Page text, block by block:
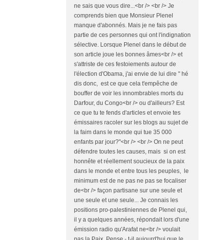
ne sais que vous dire...<br /> <br /> Je
comprends bien que Monsieur Plenel
manque d'abonnés. Mais je ne fais pas
partie de ces personnes qui ont l'indignation
sélective. Lorsque Plenel dans le début de
son article joue les bonnes âmes<br /> et
s'attriste de ces festoiements autour de
l'élection d'Obama, j'ai envie de lui dire " hé
dis donc, est ce que cela t'empêche de
bouffer de voir les innombrables morts du
Darfour, du Congo<br /> ou d'ailleurs? Est
ce que tu te fends d'articles et envoie tes
émissaires racoler sur les blogs au sujet de
la faim dans le monde qui tue 35 000
enfants par jour?"<br /> <br /> On ne peut
défendre toutes les causes, mais si on est
honnête et réellement soucieux de la paix
dans le monde et entre tous les peuples, le
minimum est de ne pas ne pas se focaliser
de<br /> façon partisane sur une seule et
une seule et une seule... Je connais les
positions pro-palestiniennes de Plenel qui,
il y a quelques années, répondait lors d'une
émission radio qu'Arafat ne<br /> voulait